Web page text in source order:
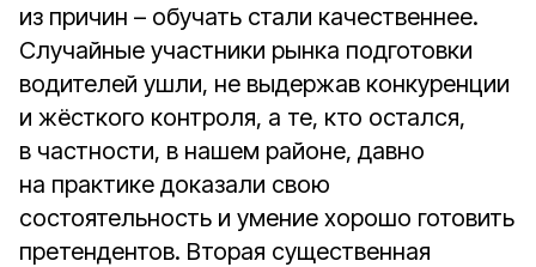
из причин – обучать стали качественнее.
Случайные участники рынка подготовки
водителей ушли, не выдержав конкуренции
и жёсткого контроля, а те, кто остался,
в частности, в нашем районе, давно
на практике доказали свою
состоятельность и умение хорошо готовить
претендентов. Вторая существенная